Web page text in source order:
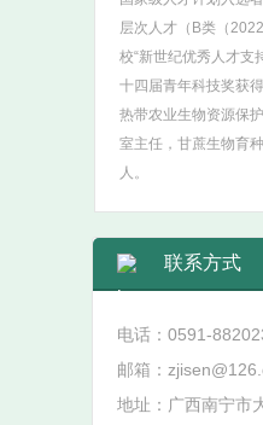
层次人才（B类（
校“新世纪优秀人才支
十四届青年科技奖获
热带农业生物资源保
室主任，甘蔗生物育
人。
联系方式
电话：0591-
邮箱：
地址：广西南宁市